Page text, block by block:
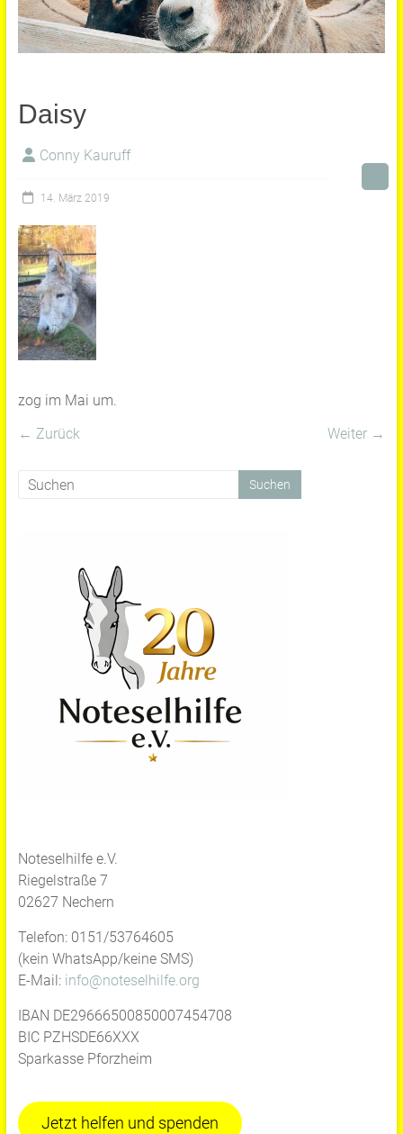
Daisy
Conny Kauruff
14. März 2019
zog im Mai um.
← Zurück
Weiter →
Noteselhilfe e.V.
Riegelstraße 7
02627 Nechern
Telefon: 0151/53764605
(kein WhatsApp/keine SMS)
E-Mail: info@noteselhilfe.org
IBAN DE29666500850007454708
BIC PZHSDE66XXX
Sparkasse Pforzheim
Jetzt helfen und spenden